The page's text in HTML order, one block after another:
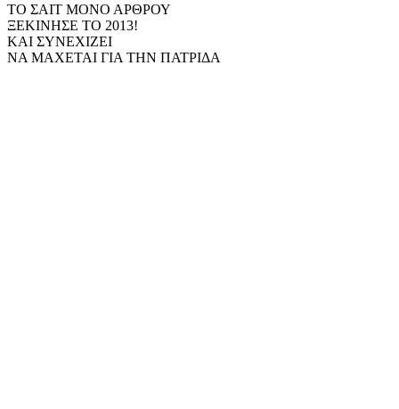
ΤΟ ΣΑΙΤ ΜΟΝΟ ΑΡΘΡΟΥ
ΞΕΚΙΝΗΣΕ ΤΟ 2013!
ΚΑΙ ΣΥΝΕΧΙΖΕΙ
ΝΑ ΜΑΧΕΤΑΙ ΓΙΑ ΤΗΝ ΠΑΤΡΙΔΑ